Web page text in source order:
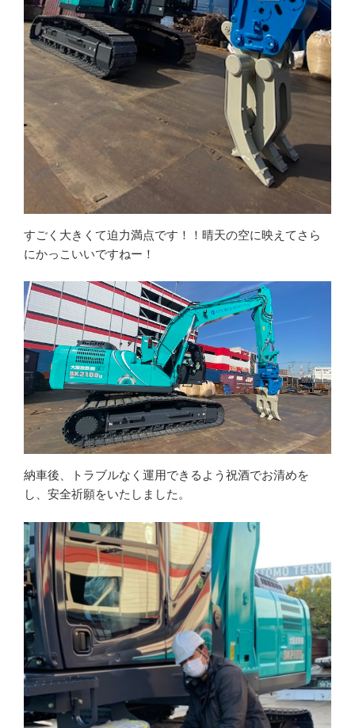
すごく大きくて迫力満点です！！晴天の空に映えてさら
にかっこいいですねー！
納車後、トラブルなく運用できるよう祝酒でお清めを
し、安全祈願をいたしました。